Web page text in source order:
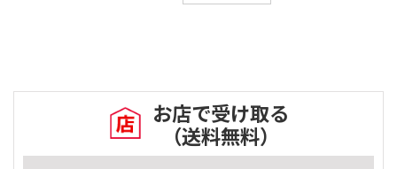
お店で受け取る
（送料無料）